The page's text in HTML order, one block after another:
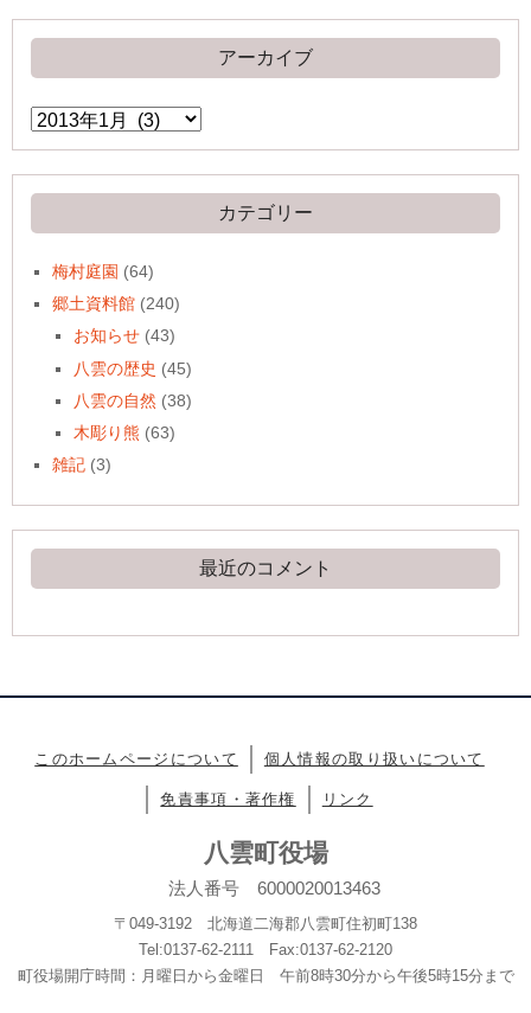
アーカイブ
ア
ー
イ
ブ
カテゴリー
梅村庭園 (64)
郷土資料館 (240)
お知らせ (43)
八雲の歴史 (45)
八雲の自然 (38)
木彫り熊 (63)
雑記 (3)
最近のコメント
このホームページについて 個人情報の取り扱いについて
免責事項・著作権 リンク
八雲町役場
法人番号 6000020013463
〒049-3192 北海道二海郡八雲町住初町138
Tel:0137-62-2111 Fax:0137-62-2120
町役場開庁時間：月曜日から金曜日 午前8時30分から午後5時15分まで